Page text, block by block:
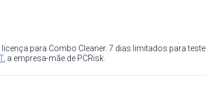
para Combo Cleaner. 7 dias limitados para teste
, a empresa-mãe de PCRisk.